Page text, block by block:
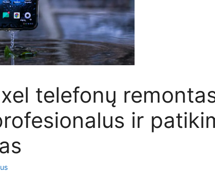
telefonų
ir